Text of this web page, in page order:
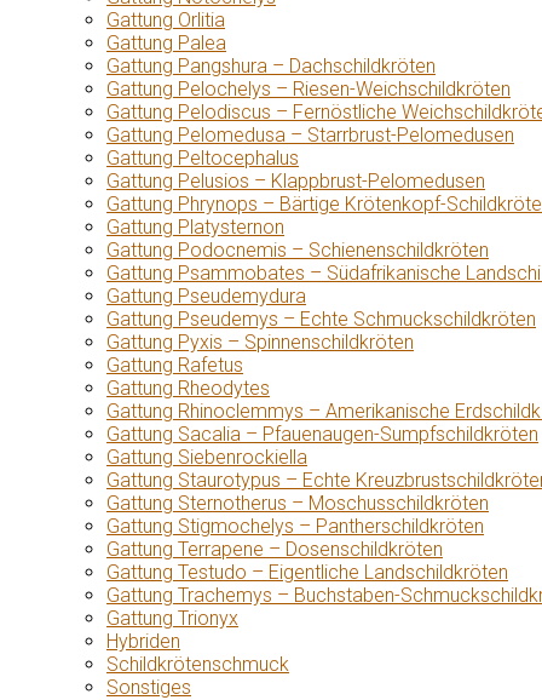
Gattung Orlitia
Gattung Palea
Gattung Pangshura – Dachschildkröten
Gattung Pelochelys – Riesen-Weichschildkröten
Gattung Pelodiscus – Fernöstliche
Gattung Pelomedusa – Starrbrust-Pelomedusen
Gattung Peltocephalus
Gattung Pelusios – Klappbrust-Pelomedusen
Gattung Phrynops – Bärtige Krötenkopf-
Gattung Platysternon
Gattung Podocnemis – Schienenschildkröten
Gattung Psammobates – Südafrikanische
Gattung Pseudemydura
Gattung Pseudemys – Echte Schmuckschildkröten
Gattung Pyxis – Spinnenschildkröten
Gattung Rafetus
Gattung Rheodytes
Gattung Rhinoclemmys – Amerikanische
Gattung Sacalia – Pfauenaugen-Sumpfschildkröten
Gattung Siebenrockiella
Gattung Staurotypus – Echte
Gattung Sternotherus – Moschusschildkröten
Gattung Stigmochelys – Pantherschildkröten
Gattung Terrapene – Dosenschildkröten
Gattung Testudo – Eigentliche Landschildkröten
Gattung Trachemys – Buchstaben-
Gattung Trionyx
Hybriden
Schildkrötenschmuck
Sonstiges